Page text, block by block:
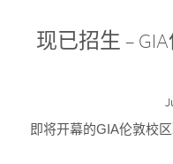
现已招生 –
即将开幕的GIA伦敦校